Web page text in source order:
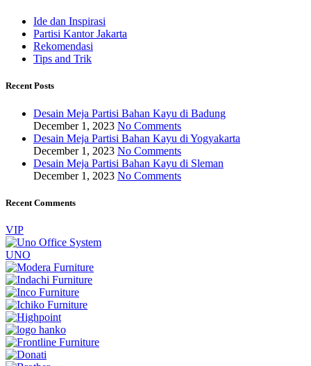
Ide dan Inspirasi
Partisi Kantor Jakarta
Rekomendasi
Tips and Trik
Recent Posts
Desain Meja Partisi Bahan Kayu di Badung
December 1, 2023 No Comments
Desain Meja Partisi Bahan Kayu di Yogyakarta
December 1, 2023 No Comments
Desain Meja Partisi Bahan Kayu di Sleman
December 1, 2023 No Comments
Recent Comments
VIP
UNO